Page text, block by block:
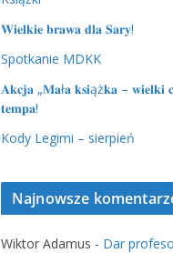
𝐖𝐢𝐞𝐥𝐤𝐢𝐞 𝐛𝐫𝐚𝐰𝐚 𝐝𝐥𝐚 𝐒𝐚𝐫𝐲!
Spotkanie MDKK
𝐀𝐤𝐜𝐣𝐚 „𝐌𝐚ł𝐚 𝐤𝐬𝐢ąż𝐤𝐚 – 𝐰𝐢𝐞𝐥𝐤𝐢
𝐭𝐞𝐦𝐩𝐚!
Kody Legimi – sierpień
Najnowsze
Wiktor Adamus - Dar